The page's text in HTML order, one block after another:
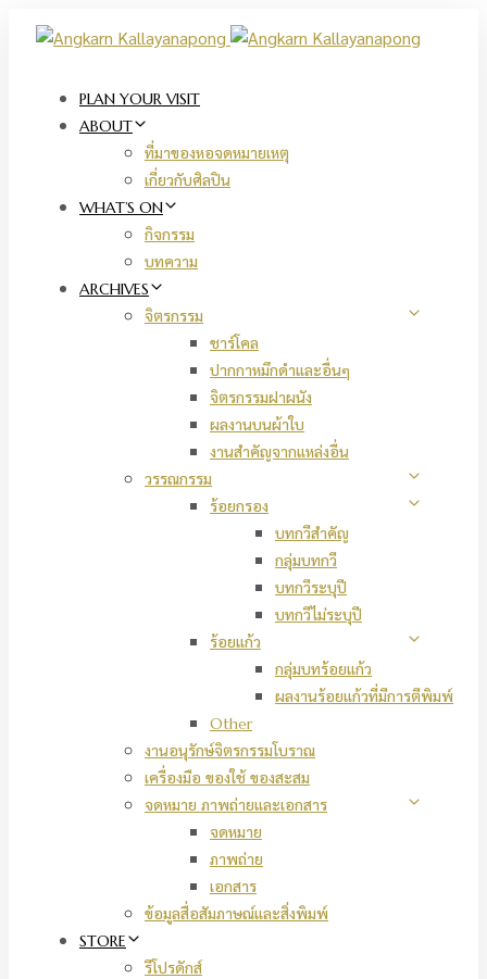
Skip
links
Skip
navigationPLAN YOUR VISIT
ABOUT
ที่มาของหอจดหมายเหตุ
เกี่ยวกับศิลปิน
WHAT’S ON
กิจกรรม
บทความ
ARCHIVES
จิตรกรรม
ชาร์โคล
ปากกาหมึกดำและอื่นๆ
จิตรกรรมฝาผนัง
ผลงานบนผ้าใบ
งานสำคัญจากแหล่งอื่น
วรรณกรรม
ร้อยกรอง
บทกวีสำคัญ
กลุ่มบทกวี
บทกวีระบุปี
บทกวีไม่ระบุปี
ร้อยแก้ว
กลุ่มบทร้อยแก้ว
ผลงานร้อยแก้วที่มีการตีพิมพ์
Other
งานอนุรักษ์จิตรกรรมโบราณ
เครื่องมือ ของใช้ ของสะสม
จดหมาย ภาพถ่ายและเอกสาร
จดหมาย
ภาพถ่าย
เอกสาร
ข้อมูลสื่อสัมภาษณ์และสิ่งพิมพ์
STORE
รีโปรดักส์